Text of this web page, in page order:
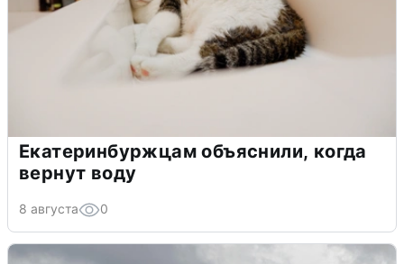
Екатеринбуржцам объяснили, когда
вернут воду
8 августа 0